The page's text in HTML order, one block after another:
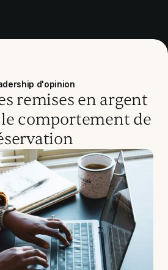
d'opinion
remises en argent
comportement de